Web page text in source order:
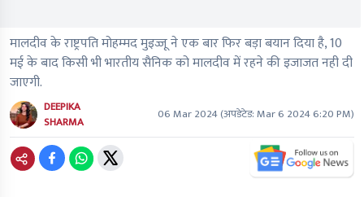
मालदीव के राष्ट्रपति मोहम्मद मुइज्जू ने एक बार फिर बड़ा बयान दिया है, 10
मई के बाद किसी भी भारतीय सैनिक को मालदीव में रहने की इजाजत नही दी
जाएगी.
DEEPIKA
SHARMA
06 Mar 2024(अपडेटेड:Mar 6 2024 6:20 PM)